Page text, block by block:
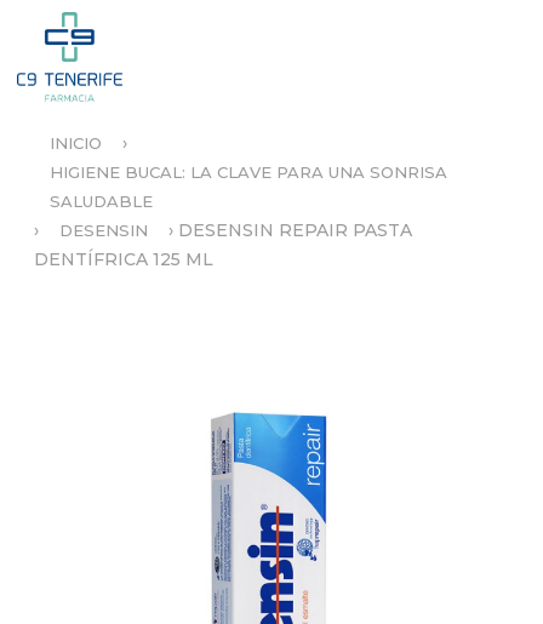
N
C
U
INICIO ›
HIGIENE BUCAL: LA CLAVE PARA UNA SONRISA
SALUDABLE
› DESENSIN › DESENSIN REPAIR PASTA
DENTÍFRICA 125 ML